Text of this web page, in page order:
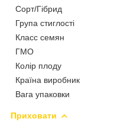
Сорт/Гібрид
Група стиглості
Класс семян
ГМО
Колір плоду
Країна виробник
Вага упаковки
Приховати